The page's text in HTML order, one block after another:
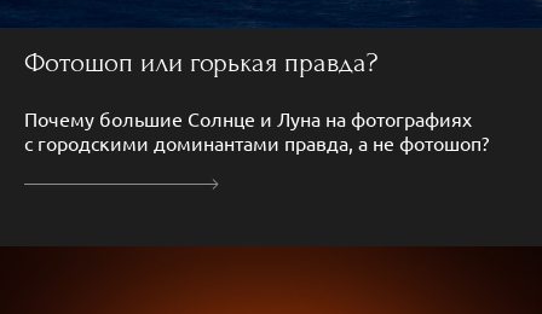
Фотошоп или горькая правда?
Почему большие Солнце и Луна на фотографиях
с городскими доминантами правда, а не фотошоп?